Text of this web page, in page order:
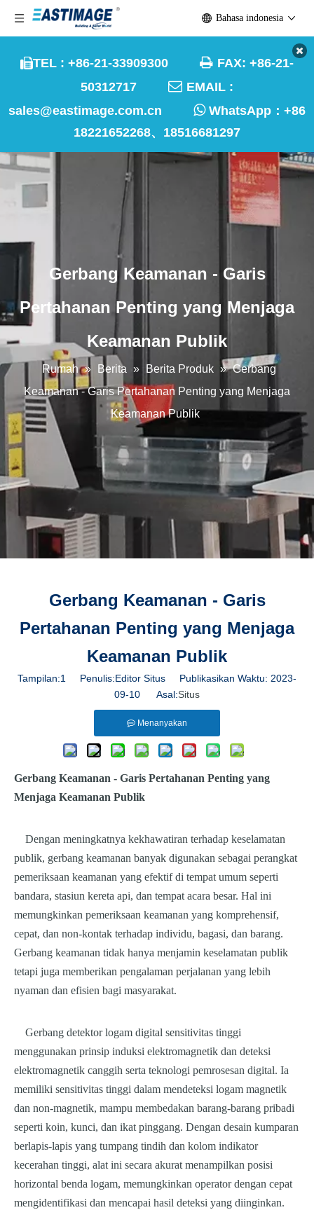
TEL : +86-21-33909300  FAX: +86-21-
50312717  EMAIL :
sales@eastimage.com.cn
WhatsApp： +86
18221652268、18516681297
Bahasa indonesia
Gerbang Keamanan - Garis
Pertahanan Penting yang Menjaga
Keamanan Publik
Rumah » Berita » Berita Produk » Gerbang
Keamanan - Garis Pertahanan Penting yang Menjaga
Keamanan Publik
Gerbang Keamanan - Garis
Pertahanan Penting yang Menjaga
Keamanan Publik
Tampilan:1
Penulis:Editor Situs Publikasikan Waktu: 2023-
09-10 Asal:Situs
Menanyakan
Gerbang Keamanan - Garis Pertahanan Penting yang
Menjaga Keamanan Publik
Dengan meningkatnya kekhawatiran terhadap keselamatan
publik, gerbang keamanan banyak digunakan sebagai perangkat
pemeriksaan keamanan yang efektif di tempat umum seperti
bandara, stasiun kereta api, dan tempat acara besar. Hal ini
memungkinkan pemeriksaan keamanan yang komprehensif,
cepat, dan non-kontak terhadap individu, bagasi, dan barang.
Gerbang keamanan tidak hanya menjamin keselamatan publik
tetapi juga memberikan pengalaman perjalanan yang lebih
nyaman dan efisien bagi masyarakat.
Gerbang detektor logam digital sensitivitas tinggi
menggunakan prinsip induksi elektromagnetik dan deteksi
elektromagnetik canggih serta teknologi pemrosesan digital. Ia
memiliki sensitivitas tinggi dalam mendeteksi logam magnetik
dan non-magnetik, mampu membedakan barang-barang pribadi
seperti koin, kunci, dan ikat pinggang. Dengan desain kumparan
berlapis-lapis yang tumpang tindih dan kolom indikator
kecerahan tinggi, alat ini secara akurat menampilkan posisi
horizontal benda logam, memungkinkan operator dengan cepat
mengidentifikasi dan mencapai hasil deteksi yang diinginkan.